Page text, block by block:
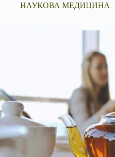
НАУКОВА МЕДИЦИНА